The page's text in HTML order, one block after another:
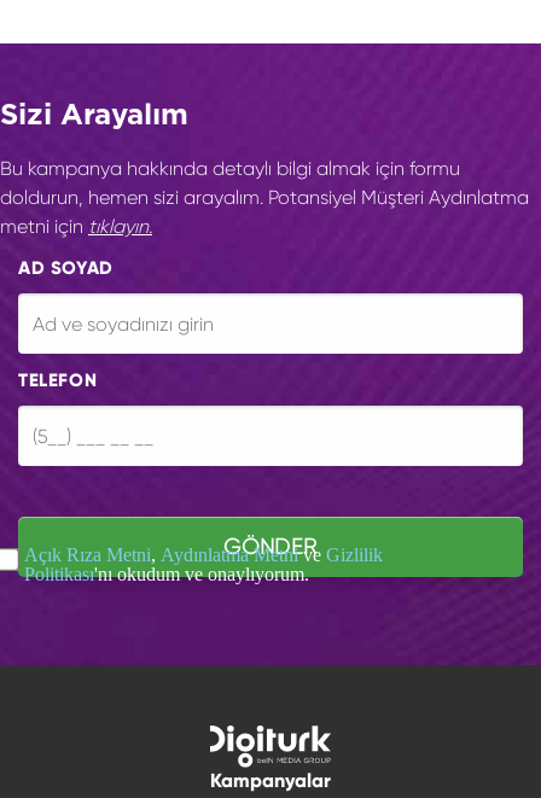
Sizi Arayalım
Bu kampanya hakkında detaylı bilgi almak için formu
doldurun, hemen sizi arayalım. Potansiyel Müşteri Aydınlatma
metni için tıklayın.
AD SOYAD
TELEFON
GÖNDER
Açık Rıza Metni, Aydınlatma Metnive Gizlilik
Politikası'nı okudum ve onaylıyorum.
Kampanyalar